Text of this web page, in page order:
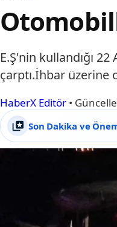
E.Ş'nin kullandığı
çarptı.İhbar üzerine
HaberX Editör •
Son Dakika ve